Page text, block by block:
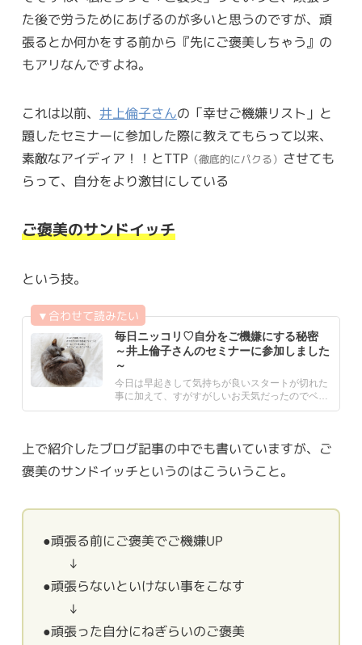
た後で労うためにあげるのが多いと思うのですが、頑
張るとか何かをする前から『先にご褒美しちゃう』の
もアリなんですよね。
これは以前、 井上倫子さんの「幸せご機嫌リスト」と
題したセミナーに参加した際に教えてもらって以来、
素敵なアイディア！！とTTP （徹底的にパクる） させても
らって、自分をより激甘にしている
ご褒美のサンドイッチ
という技。
毎日ニッコリ♡自分をご機嫌にする秘密
～井上倫子さんのセミナーに参加しました
～
今日は早起きして気持ちが良いスタートが切れた
事に加えて、すがすがしいお天気だったのでベッ
ドリネン類をお洗濯。仕.....
上で紹介したブログ記事の中でも書いていますが、ご
褒美のサンドイッチというのはこういうこと。
●頑張る前にご褒美でご機嫌UP
↓
●頑張らないといけない事をこなす
↓
●頑張った自分にねぎらいのご褒美